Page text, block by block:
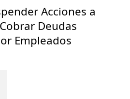
Acciones a
Deudas
Empleados